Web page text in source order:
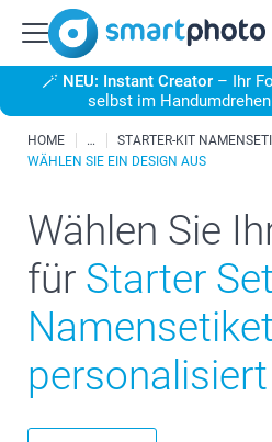
🪄 NEU: Instant Creator – Ihr
selbst im
HOME
STARTER-KIT
WÄHLEN SIE EIN DESIGN AUS
Wählen Sie
für Starter Set